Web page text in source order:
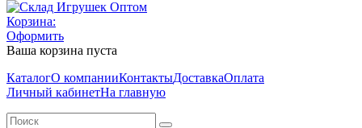
Корзина:
Оформить
Ваша корзина пуста
КаталогО компанииКонтактыДоставкаОплата
Личный кабинетНа главную